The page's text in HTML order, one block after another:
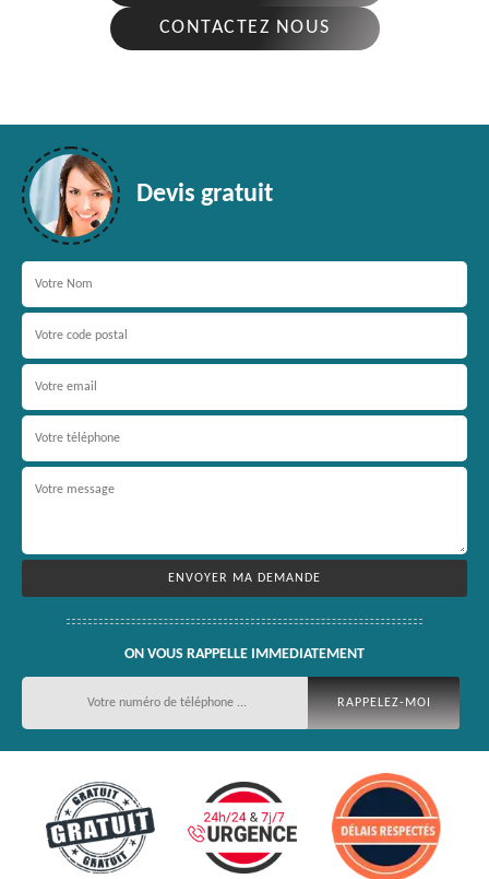
CONTACTEZ NOUS
Devis gratuit
ON VOUS RAPPELLE IMMEDIATEMENT